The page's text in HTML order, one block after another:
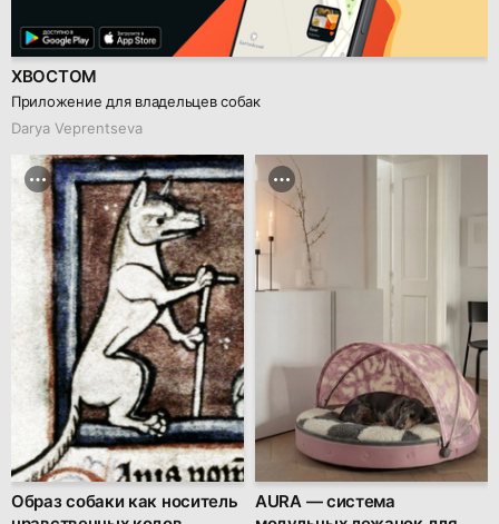
ХВОСТОМ
Приложение для владельцев собак
Darya Veprentseva
Образ собаки как носитель
AURA — система